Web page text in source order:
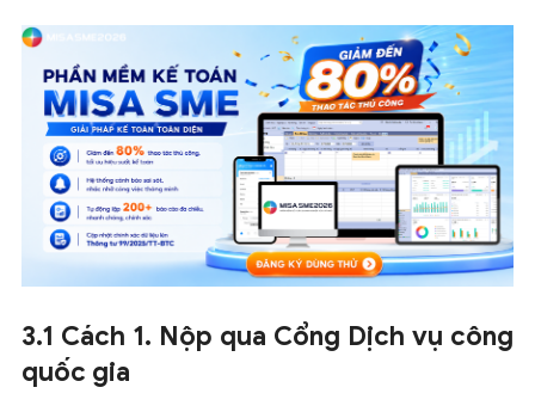
3.1 Cách 1. Nộp qua Cổng Dịch vụ công
quốc gia